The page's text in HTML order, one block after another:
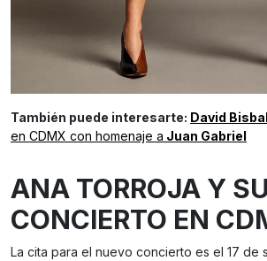
También puede interesarte: David Bisbal
en CDMX con homenaje a Juan Gabriel
ANA TORROJA Y SU
CONCIERTO EN
La cita para el nuevo concierto es el 17 de